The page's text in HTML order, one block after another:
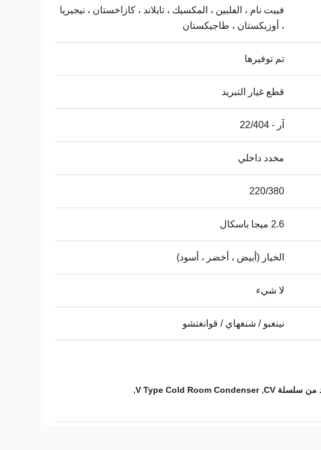
فييت نام ، الفلبين ، المكسيك ، تايلاند ، كازاخستان ، نيجيريا
، أوزبكستان ، طاجيكستان
تم توفيرها
قطع غيار التبريد
آر - 22/404
مخدد داخلي
220/380
2.6 ميجا باسكال
الخيار (أبيض ، أخضر ، أسود)
لا شيء
نينغبو / شنغهاي / قوانغتشو
,
V Type Cold Room Condenser
,